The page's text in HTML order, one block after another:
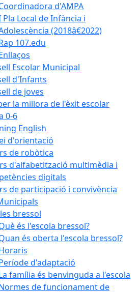
d'AMPA
Pla Local de Infància i
(2018â€2022)
107.edu
Escolar Municipal
d'Infants
de joves
la millora de l'èxit escolar
0-6
English
d'orientació
de robòtica
d'alfabetització multimèdia i
digitals
de participació i convivència
bressol
és l'escola bressol?
és oberta l'escola bressol?
d'adaptació
família és benvinguda a l'escola
de funcionament de